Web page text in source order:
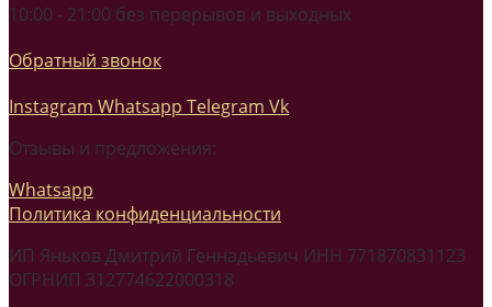
10:00 - 21:00 без перерывов и выходных
Обратный звонок
Instagram Whatsapp Telegram Vk
Отзывы и предложения:
Whatsapp
Политика конфиденциальности
ИП Яньков Дмитрий Геннадьевич ИНН 771870831123
ОГРНИП 312774622000318